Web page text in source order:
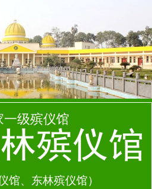
一级殡仪馆
殡仪馆
馆、东林殡仪馆）